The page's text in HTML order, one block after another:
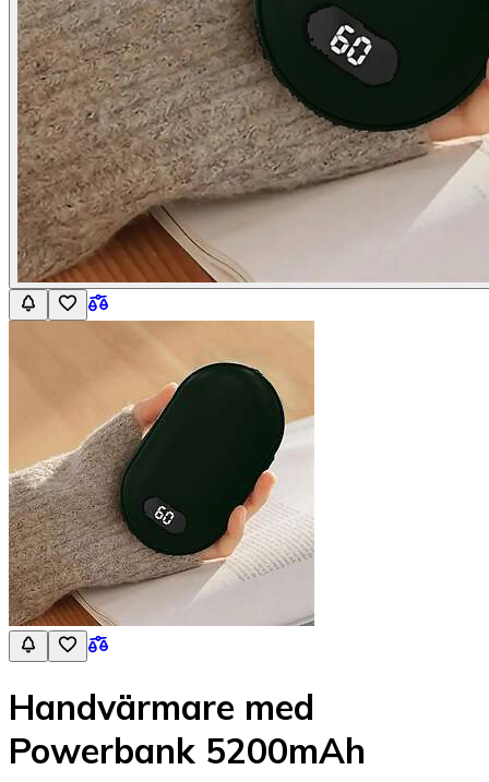
Handvärmare med
Powerbank 5200mAh